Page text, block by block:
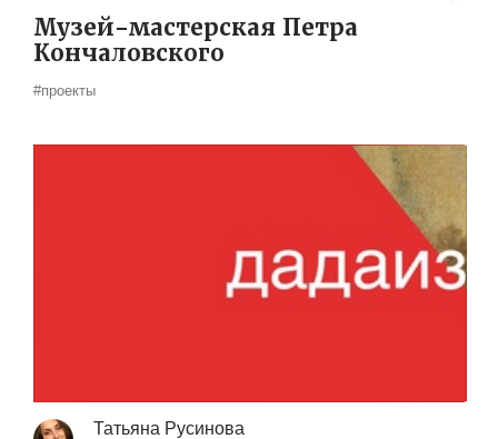
Музей-мастерская Петра
Кончаловского
#проекты
Татьяна Русинова